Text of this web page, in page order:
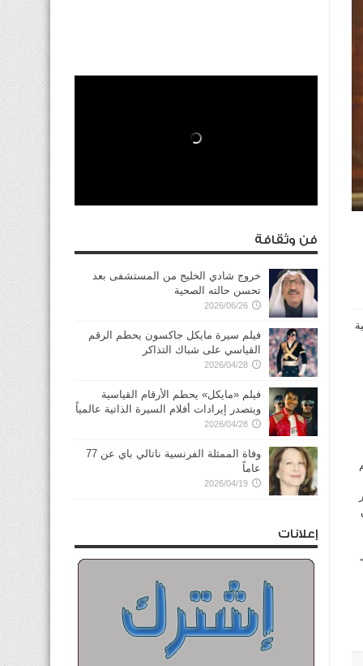
فن وثقافة
خروج شادي الخليج من المستشفى بعد
تحسن حالته الصحية
2026/06/26
فيلم سيرة مايكل جاكسون يحطم الرقم
القياسي على شباك التذاكر
2026/04/28
فيلم «مايكل» يحطم الأرقام القياسية
ويتصدر إيرادات أفلام السيرة الذاتية عالمياً
2026/04/28
وفاة الممثلة الفرنسية ناتالي باي عن 77
عاماً
2026/04/19
إعلانات